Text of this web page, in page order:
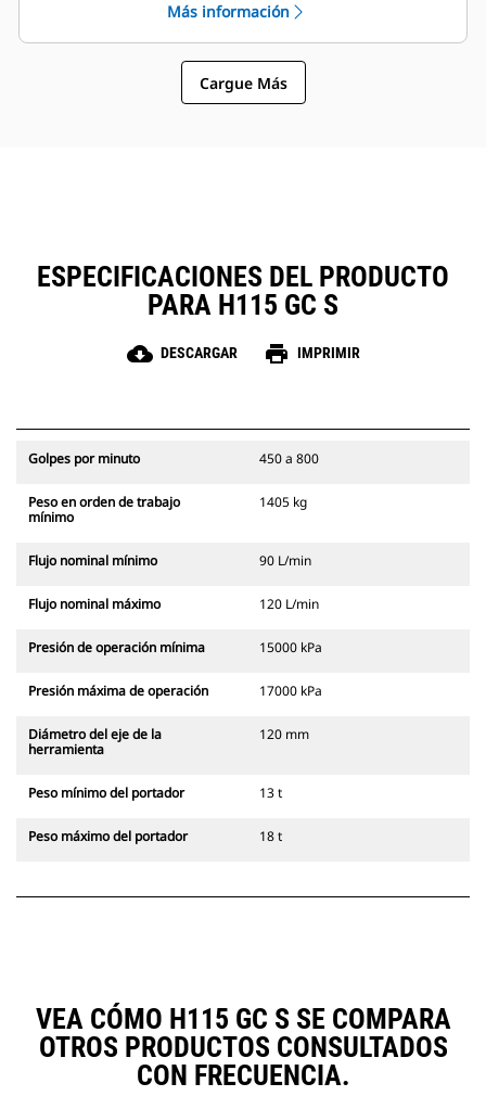
de servicio.
Verifique la carga de gas del
martillo sin necesidad de extraerlo
de la máquina.
El acceso rápido y fácil a las áreas
Más información
Cargue Más
ESPECIFICACIONES DEL PRODUCTO
PARA H115 GC S
cloud_download DESCARGAR print IMPRIMIR
Golpes por minuto 450 a 800
Peso en orden de trabajo
mínimo
1405 kg
Flujo nominal mínimo 90 L/min
Flujo nominal máximo 120 L/min
Presión de operación mínima 15000 kPa
Presión máxima de operación 17000 kPa
Diámetro del eje de la
herramienta
120 mm
Peso mínimo del portador 13 t
Peso máximo del portador 18 t
VEA CÓMO H115 GC S SE COMPARA
OTROS PRODUCTOS CONSULTADOS
CON FRECUENCIA.